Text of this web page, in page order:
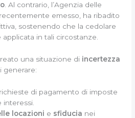
. Al contrario, l’Agenzia delle
emesso, ha ribadito
sostenendo che la cedolare
in tali circostanze.
una situazione di incertezza
generare:
di pagamento di imposte
interessi.
locazioni e sfiducia nei